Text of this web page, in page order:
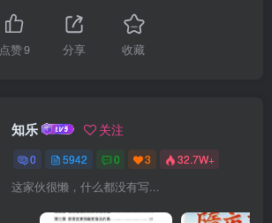
点赞9 分享 收藏
知乐 关注
0 5942 0 3 32.7W+
这家伙很懒，什么都没有写...